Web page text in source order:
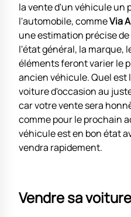
la vente d'un véhicule un
l'automobile, commeVia
une estimation précise
l'état général, la marque,
éléments feront varier le
ancien véhicule. Quel est
voiture d'occasion au
car votre vente sera
comme pour le prochain
véhicule est en bon état
vendra rapidement.
Vendre sa